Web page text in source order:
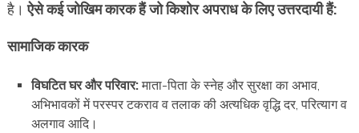
है।ऐसे कई जोखिम कारक हैं जो किशोर अपराध के लिए उत्तरदायी हैं:
सामाजिक कारक
विघटित घर और परिवार:माता-पिता के स्नेह और सुरक्षा का अभाव,
अभिभावकों में परस्पर टकराव व तलाक कीअत्यधिक वृद्धि दर, परित्याग व
अलगाव आदि।